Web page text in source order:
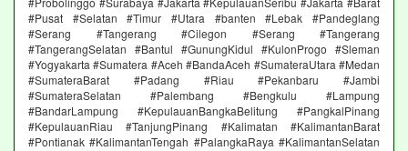
#Pusat #Selatan #Timur #Utara #banten #Lebak #Pandeglang
#Serang #Tangerang #Cilegon #Serang #Tangerang
#TangerangSelatan #Bantul #GunungKidul #KulonProgo #Sleman
#Yogyakarta #Sumatera #Aceh #BandaAceh #SumateraUtara #Medan
#SumateraBarat #Padang #Riau #Pekanbaru #Jambi
#SumateraSelatan #Palembang #Bengkulu #Lampung
#BandarLampung #KepulauanBangkaBelitung #PangkalPinang
#KepulauanRiau #TanjungPinang #Kalimatan #KalimantanBarat
#Pontianak #KalimantanTengah #PalangkaRaya #KalimantanSelatan